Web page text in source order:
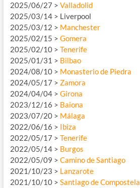
2025/06/27 > Valladolid
2025/03/14 > Liverpool
2025/03/12 > Manchester
2025/02/15 > Gomera
2025/02/10 > Tenerife
2025/01/31 > Bilbao
2024/08/10 > Monasterio de Piedra
2024/05/17 > Zamora
2024/04/04 > Girona
2023/12/16 > Baiona
2023/07/20 > Málaga
2022/06/16 > Ibiza
2022/05/17 > Tenerife
2022/05/14 > Burgos
2022/05/09 > Camino de Santiago
2021/10/23 > Lanzarote
2021/10/10 > Santiago de Compostela